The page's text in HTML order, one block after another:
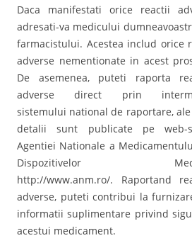
Daca manifestati orice reactii
adresati-va medicului
farmacistului. Acestea includ orice
adverse nementionate in acest
De asemenea, puteti raporta
adverse direct prin
sistemului national de raportare,
detalii sunt publicate pe web-
Agentiei Nationale a
Dispozitivelor
http://www.anm.ro/. Raportand
adverse, puteti contribui la
informatii suplimentare privind
acestui medicament.